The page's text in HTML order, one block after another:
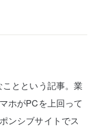
とという記事。業
ホがPCを上回って
ンシブサイトでス